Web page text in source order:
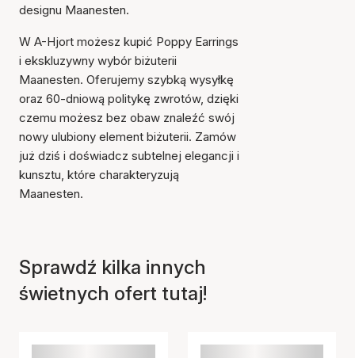
designu Maanesten.
W A-Hjort możesz kupić Poppy Earrings
i ekskluzywny wybór biżuterii
Maanesten. Oferujemy szybką wysyłkę
oraz 60-dniową politykę zwrotów, dzięki
czemu możesz bez obaw znaleźć swój
nowy ulubiony element biżuterii. Zamów
już dziś i doświadcz subtelnej elegancji i
kunsztu, które charakteryzują
Maanesten.
Sprawdź kilka innych
świetnych ofert tutaj!